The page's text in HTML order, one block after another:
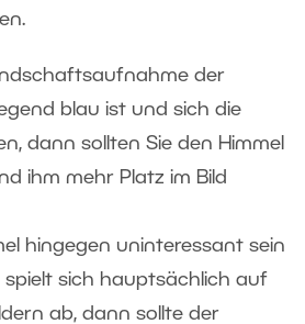
der
blau ist und sich die
dann sollten Sie den Himmel
ihm mehr Platz im Bild
hingegen uninteressant sein
spielt sich hauptsächlich auf
ab, dann sollte der